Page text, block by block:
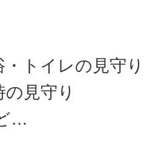
トイレの見守
見守り
…